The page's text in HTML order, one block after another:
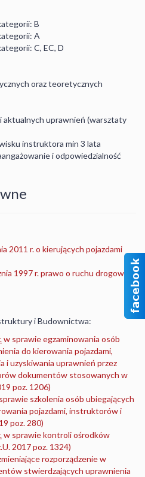
B
A
C, EC, D
oraz teoretycznych
aktualnych uprawnień (warsztaty
instruktora min 3 lata
i odpowiedzialność
2011 r. o kierujących pojazdami
1997 r. prawo o ruchu drogowym
i Budownictwa:
w sprawie egzaminowania osób
do kierowania pojazdami,
i uzyskiwania uprawnień przez
dokumentów stosowanych w
poz. 1206)
szkolenia osób ubiegających
pojazdami, instruktorów i
poz. 280)
w sprawie kontroli ośrodków
2017 poz. 1324)
rozporządzenie w
stwierdzających uprawnienia